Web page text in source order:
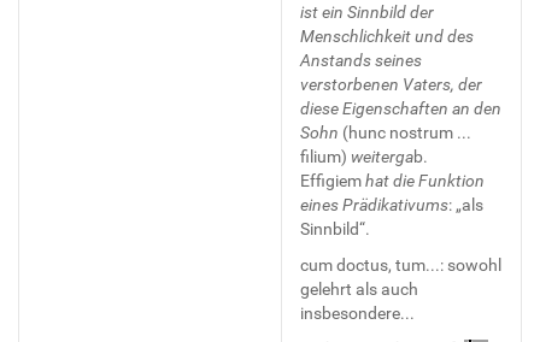
ist ein Sinnbildder
Menschlichkeit und des
Anstands seines
verstorbenen Vaters, der
diese Eigenschaften an den
Sohn (hunc nostrum ...
filium) weitergab.
Effigiemhat die Funktion
eines Prädikativums: „als
Sinnbild“.
cum doctus, tum...: sowohl
gelehrt als auch
insbesondere...